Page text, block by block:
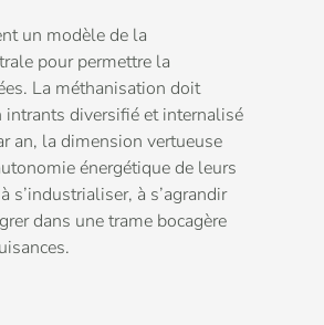
un modèle de la
pour permettre la
La méthanisation doit
intrants diversifié et internalisé
an, la dimension vertueuse
énergétique de leurs
à s’agrandir
dans une trame bocagère